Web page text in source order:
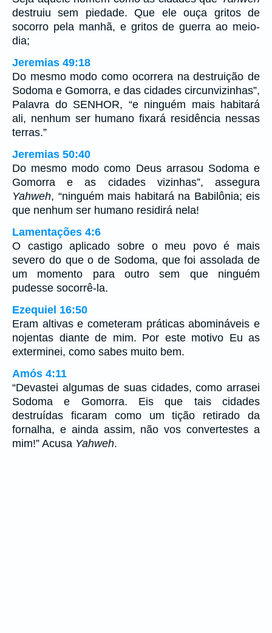
destruiu sem piedade. Que ele ouça gritos de
socorro pela manhã, e gritos de guerra ao meio-
dia;
Jeremias 49:18
Do mesmo modo como ocorrera na destruição de
Sodoma e Gomorra, e das cidades circunvizinhas”,
Palavra do SENHOR, “e ninguém mais habitará
ali, nenhum ser humano fixará residência nessas
terras.”
Jeremias 50:40
Do mesmo modo como Deus arrasou Sodoma e
Gomorra e as cidades vizinhas”, assegura
Yahweh, “ninguém mais habitará na Babilônia; eis
que nenhum ser humano residirá nela!
Lamentações 4:6
O castigo aplicado sobre o meu povo é mais
severo do que o de Sodoma, que foi assolada de
um momento para outro sem que ninguém
pudesse socorrê-la.
Ezequiel 16:50
Eram altivas e cometeram práticas abomináveis e
nojentas diante de mim. Por este motivo Eu as
exterminei, como sabes muito bem.
Amós 4:11
“Devastei algumas de suas cidades, como arrasei
Sodoma e Gomorra. Eis que tais cidades
destruídas ficaram como um tição retirado da
fornalha, e ainda assim, não vos convertestes a
mim!” Acusa Yahweh.